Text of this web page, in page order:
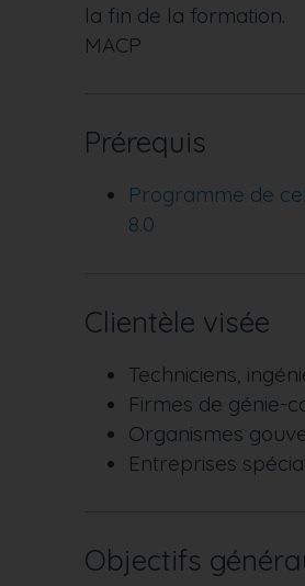
la fin de la formation.
MACP
Prérequis
Programme de
8.0
Clientèle visée
Techniciens,
Firmes de génie-
Organismes
Entreprises
Objectifs